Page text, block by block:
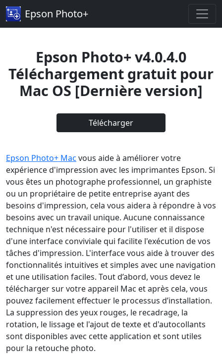
Epson Photo+
Epson Photo+ v4.0.4.0
Téléchargement gratuit pour
Mac OS [Dernière version]
Télécharger
Epson Photo+ Mac vous aide à améliorer votre
expérience d'impression avec les imprimantes Epson. Si
vous êtes un photographe professionnel, un graphiste
ou un propriétaire de petite entreprise ayant des
besoins d'impression, cela vous aidera à répondre à vos
besoins avec un travail unique. Aucune connaissance
technique n'est nécessaire pour l'utiliser et il dispose
d'une interface conviviale qui facilite l'exécution de vos
tâches d'impression. L'interface vous aide à trouver des
fonctionnalités intuitives et simples avec une navigation
et une utilisation faciles. Tout d’abord, vous devez le
télécharger sur votre appareil Mac et après cela, vous
pouvez facilement effectuer le processus d’installation.
La suppression des yeux rouges, le recadrage, la
rotation, le lissage et l'ajout de texte et d'autocollants
sont disponibles avec cette application et sont utiles
pour la retouche photo.